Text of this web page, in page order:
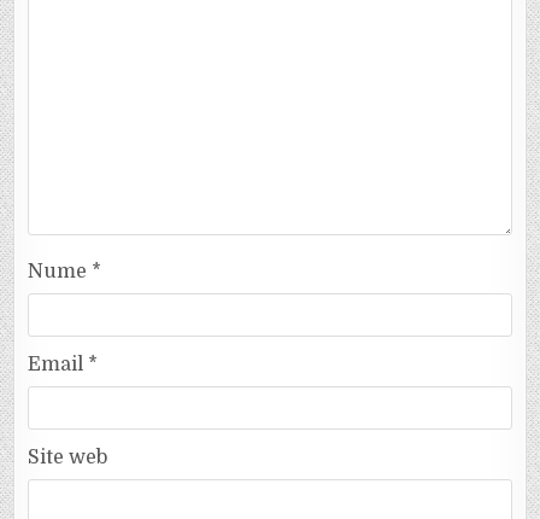
Nume *
Email *
Site web